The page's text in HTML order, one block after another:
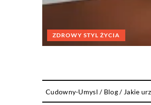
ZDROWY STYL ŻYCIA
Cudowny-Umysl / Blog/ Jakie